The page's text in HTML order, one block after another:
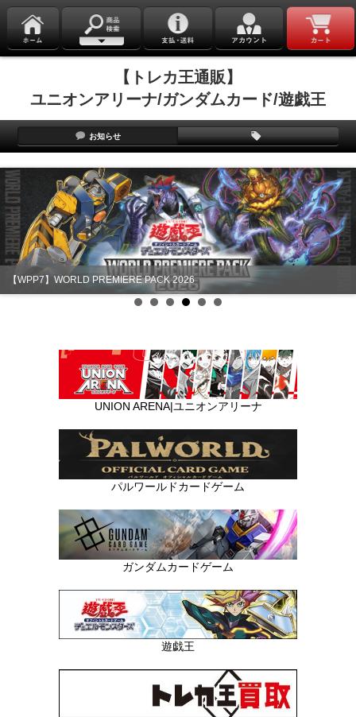
【トレカ王通販】
ユニオンアリーナ/ガンダムカード/遊戯王
お知らせ
【WPP7】WORLD PREMIERE PACK 2026
UNION ARENA|ユニオンアリーナ
パルワールドカードゲーム
ガンダムカードゲーム
遊戯王